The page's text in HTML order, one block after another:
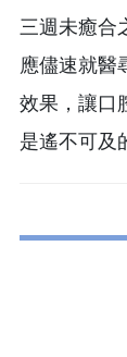
三週未癒合
應儘速就醫
效果，讓口
是遙不可及